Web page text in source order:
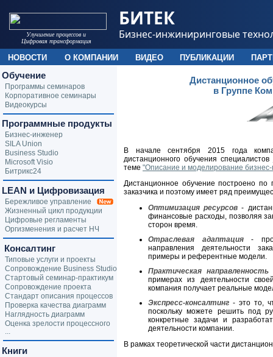
Дистанционное
в Группе
В начале сентября 2015 года
дистанционного обучения специалистов
теме "Описание и моделирование бизнес-
Дистанционное обучение построено
заказчика и поэтому имеет ряд
Оптимизация ресурсов -
финансовые расходы, позволяя
сторон время.
Отраслевая адаптация-
направления деятельности
примеры и референтные модели.
Практическая направленность
примерах из деятельности
компания получает реальные
Экспресс-консалтинг - это то,
поскольку можете решить под
конкретные задачи и
деятельности компании.
В рамках теоретической части
Обучение
Программы семинаров
Корпоративное семинары
Видеокурсы
Программные продукты
Бизнес-инженер
SILA Union
Business Studio
Microsoft Visio
Битрикс24
LEAN и Цифровизация
Бережливое управление
Жизненный цикл продукции
Цифровые регламенты
Оргизменения и расчет НЧ
Консалтинг
Типовые услуги и проекты
Сопровождение Business Studio
Стартовый семинар-практикум
Сопровождение проекта
Стандарт описания процессов
Проверка качества диаграмм
Наглядность диаграмм
Оценка зрелости процессного
...
Книги
Улучшение процессов и
Цифровая трансформация
БИТЕК
Бизнес-инжиниринговые
НОВОСТИ О КОМПАНИИ ВИДЕО ПУБЛИКАЦИИ